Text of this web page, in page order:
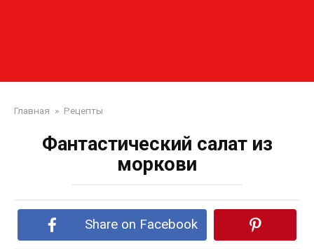
Главная » Рецепты
Фантастический салат из
моркови
Share on Facebook